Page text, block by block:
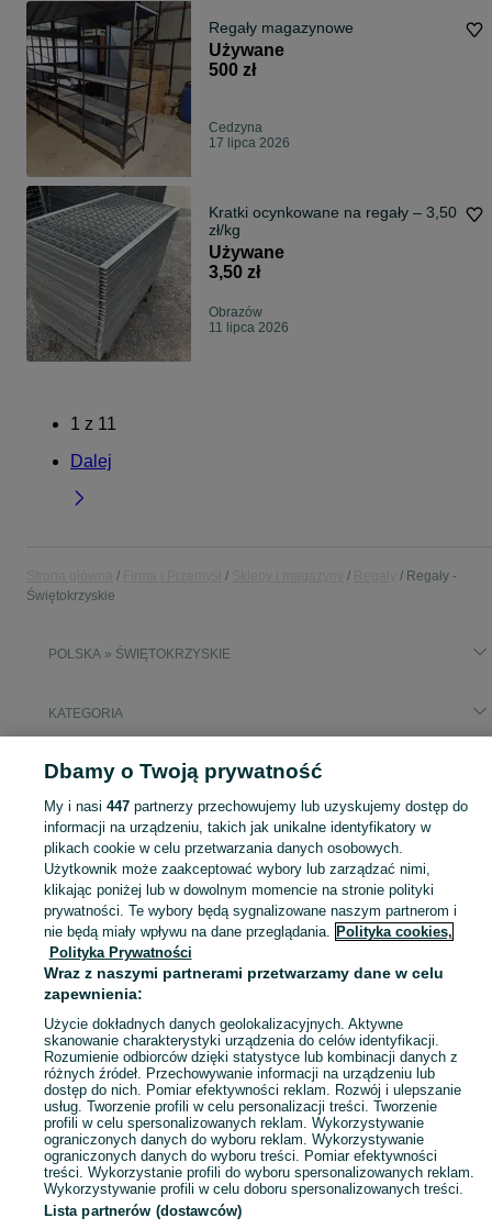
Regały magazynowe
Używane
500 zł
Cedzyna
17 lipca 2026
Kratki ocynkowane na regały – 3,50
zł/kg
Używane
3,50 zł
Obrazów
11 lipca 2026
1 z 11
Dalej
Regały -
Świętokrzyskie
POLSKA » ŚWIĘTOKRZYSKIE
KATEGORIA
Popularne wyszukiwania
Sprzedaż regałów sklepowych i magazynowych Świętokrzyskie ▶️ Aktualne oferty ✅ Duży wybór produktów w atrakcyjnych cenach ✌ Znajdź ogłoszenia na OLX.pl!
Mapa kategorii
Mapa miejscowości
Mapa ministron
Popularne wyszukiwania
Dbamy o Twoją prywatność
My i nasi 447partnerzy przechowujemy lub uzyskujemy dostęp do
informacji na urządzeniu, takich jak unikalne identyfikatory w
plikach cookie w celu przetwarzania danych osobowych.
Użytkownik może zaakceptować wybory lub zarządzać nimi,
klikając poniżej lub w dowolnym momencie na stronie polityki
prywatności. Te wybory będą sygnalizowane naszym partnerom i
nie będą miały wpływu na dane przeglądania. Polityka cookies,
Polityka Prywatności
Wraz z naszymi partnerami przetwarzamy dane w celu
zapewnienia:
Użycie dokładnych danych geolokalizacyjnych. Aktywne
skanowanie charakterystyki urządzenia do celów identyfikacji.
Rozumienie odbiorców dzięki statystyce lub kombinacji danych z
różnych źródeł. Przechowywanie informacji na urządzeniu lub
dostęp do nich. Pomiar efektywności reklam. Rozwój i ulepszanie
usług. Tworzenie profili w celu personalizacji treści. Tworzenie
profili w celu spersonalizowanych reklam. Wykorzystywanie
ograniczonych danych do wyboru reklam. Wykorzystywanie
ograniczonych danych do wyboru treści. Pomiar efektywności
treści. Wykorzystanie profili do wyboru spersonalizowanych reklam.
Wykorzystywanie profili w celu doboru spersonalizowanych treści.
Lista partnerów (dostawców)